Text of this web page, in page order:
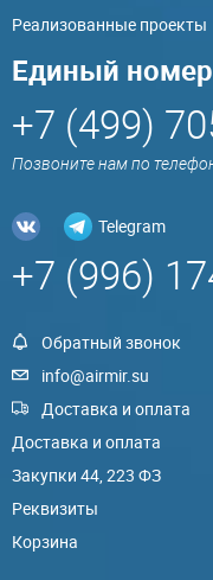
Реализованные проекты
Единый номер
+7 (499)
Позвоните нам по
Telegram
+7 (996)
Обратный звонок
info@airmir.su
Доставка и оплата
Доставка и оплата
Закупки 44, 223 ФЗ
Реквизиты
Корзина